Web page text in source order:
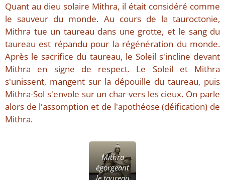
Quant au dieu solaire Mithra, il était considéré comme
le sauveur du monde. Au cours de la tauroctonie,
Mithra tue un taureau dans une grotte, et le sang du
taureau est répandu pour la régénération du monde.
Après le sacrifice du taureau, le Soleil s'incline devant
Mithra en signe de respect. Le Soleil et Mithra
s'unissent, mangent sur la dépouille du taureau, puis
Mithra-Sol s'envole sur un char vers les cieux. On parle
alors de l'assomption et de l'apothéose (déification) de
Mithra.
Mithra
égorgeant
le taureau